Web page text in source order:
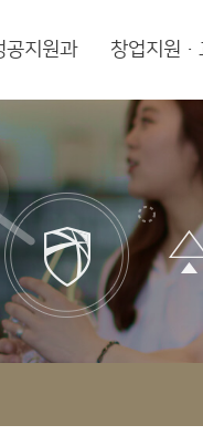
공지원과 창업지원·